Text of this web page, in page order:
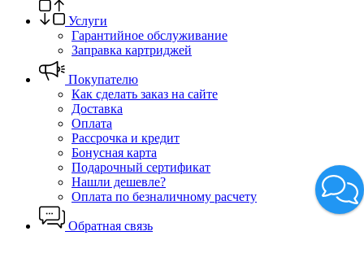
Услуги
Гарантийное обслуживание
Заправка картриджей
Покупателю
Как сделать заказ на сайте
Доставка
Оплата
Рассрочка и кредит
Бонусная карта
Подарочный сертификат
Нашли дешевле?
Оплата по безналичному расчету
Обратная связь